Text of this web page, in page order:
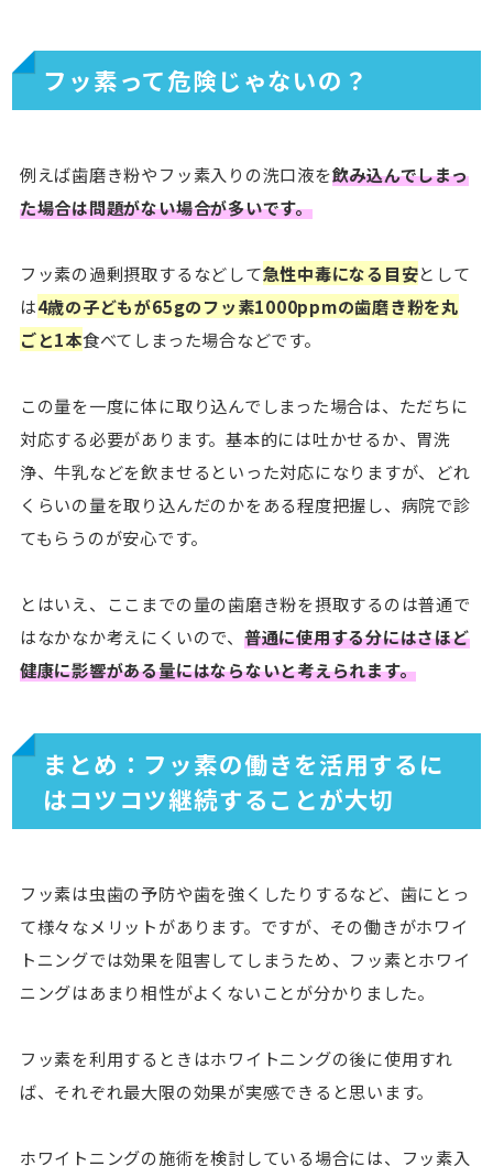
フッ素って危険じゃないの？
例えば歯磨き粉やフッ素入りの洗口液を飲み込んでしまっ
た場合は問題がない場合が多いです。
フッ素の過剰摂取するなどして急性中毒になる目安として
は4歳の子どもが65gのフッ素1000ppmの歯磨き粉を丸
ごと1本食べてしまった場合などです。
この量を一度に体に取り込んでしまった場合は、ただちに
対応する必要があります。基本的には吐かせるか、胃洗
浄、牛乳などを飲ませるといった対応になりますが、どれ
くらいの量を取り込んだのかをある程度把握し、病院で診
てもらうのが安心です。
とはいえ、ここまでの量の歯磨き粉を摂取するのは普通で
はなかなか考えにくいので、 普通に使用する分にはさほど
健康に影響がある量にはならないと考えられます。
まとめ：フッ素の働きを活用するに
はコツコツ継続することが大切
フッ素は虫歯の予防や歯を強くしたりするなど、歯にとっ
て様々なメリットがあります。ですが、その働きがホワイ
トニングでは効果を阻害してしまうため、フッ素とホワイ
ニングはあまり相性がよくないことが分かりました。
フッ素を利用するときはホワイトニングの後に使用すれ
ば、それぞれ最大限の効果が実感できると思います。
ホワイトニングの施術を検討している場合には、フッ素入